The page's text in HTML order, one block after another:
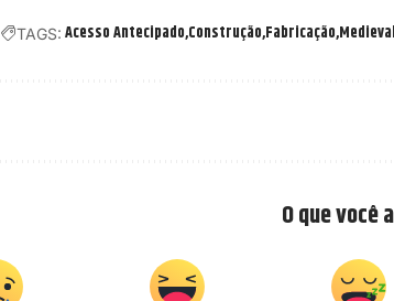
TAGS: Acesso AntecipadoConstruçãoFabricaçãoMedieval
O que você